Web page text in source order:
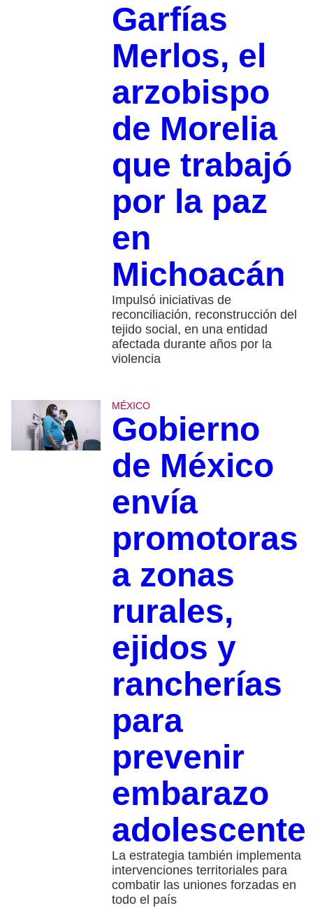
Garfías
Merlos, el
arzobispo
de Morelia
que trabajó
por la paz
en
Michoacán
Impulsó iniciativas de
reconciliación, reconstrucción del
tejido social, en una entidad
afectada durante años por la
violencia
MÉXICO
Gobierno
de México
envía
promotoras
a zonas
rurales,
ejidos y
rancherías
para
prevenir
embarazo
adolescente
La estrategia también implementa
intervenciones territoriales para
combatir las uniones forzadas en
todo el país